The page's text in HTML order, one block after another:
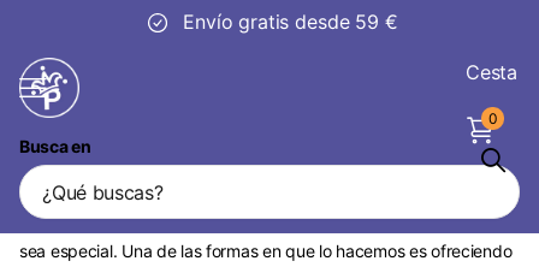
30 días
Busca en
Cesta
0
Bolsas de regalo Botella
En Partywinkel , nos esforzamos por hacer que cada celebración
sea especial. Una de las formas en que lo hacemos es ofreciendo